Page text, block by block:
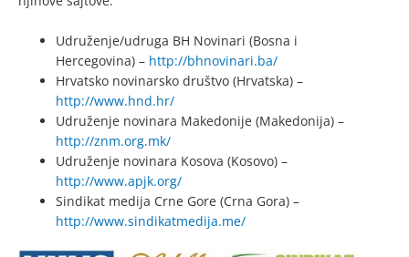
Udruženje/udruga BH Novinari (Bosna i
Hercegovina) – http://bhnovinari.ba/
Hrvatsko novinarsko društvo (Hrvatska) –
http://www.hnd.hr/
Udruženje novinara Makedonije (Makedonija) –
http://znm.org.mk/
Udruženje novinara Kosova (Kosovo) –
http://www.apjk.org/
Sindikat medija Crne Gore (Crna Gora) –
http://www.sindikatmedija.me/